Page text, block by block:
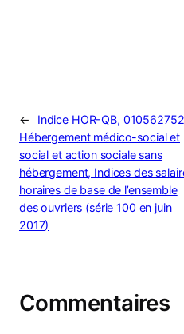
←
Indice HOR-QB,
Hébergement médico-social et
social et action sociale sans
hébergement, Indices des
horaires de base de l’ensemble
des ouvriers (série 100 en juin
2017)
Commentaires